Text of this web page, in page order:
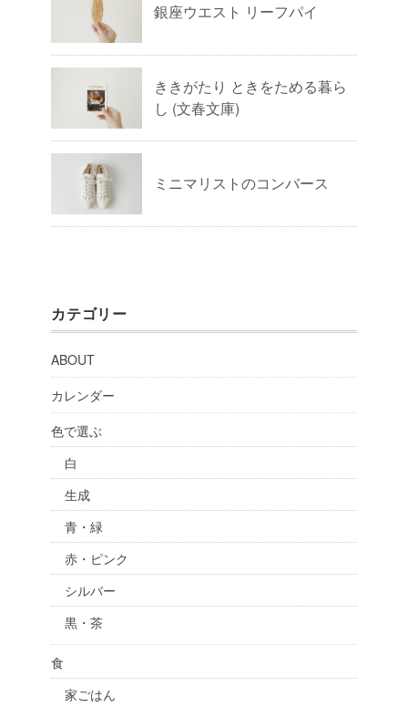
銀座ウエスト リーフパイ
ききがたり ときをためる暮ら
し (文春文庫)
ミニマリストのコンバース
カテゴリー
ABOUT
カレンダー
色で選ぶ
白
生成
青・緑
赤・ピンク
シルバー
黒・茶
食
家ごはん